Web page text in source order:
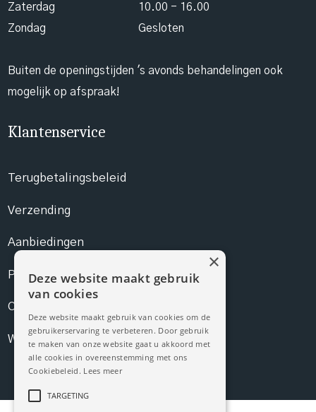
Zaterdag
10.00 - 16.00
Zondag
Gesloten
Buiten de openingstijden 's avonds behandelingen ook
mogelijk op afspraak!
Klantenservice
Terugbetalingsbeleid
Verzending
Aanbiedingen
Prijslijst
Contact
Webshop
Deze website maakt gebruik
van cookies
Deze website maakt gebruik van cookies om de
gebruikerservaring te verbeteren. Door gebruik
te maken van onze website gaat u akkoord met
alle cookies in overeenstemming met ons
Cookiebeleid. Lees meer
TARGETING
×